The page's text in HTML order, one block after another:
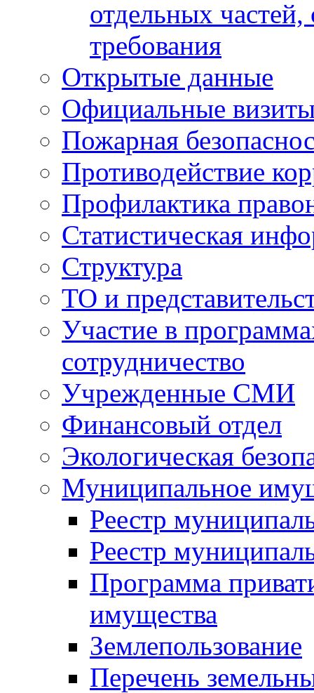
отдельных
требования
Открытые данные
Официальные
Пожарная
Противодействие
Профилактика
Статистическая
Структура
ТО и
Участие в
сотрудничество
Учрежденные СМИ
Финансовый отдел
Экологическая
Муниципальное
Реестр
Реестр
Программа
имущества
Землепользование
Перечень